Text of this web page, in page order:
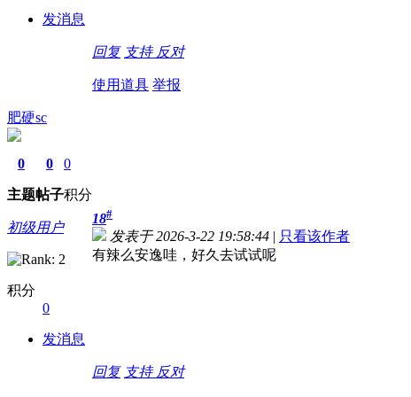
发消息
回复 支持 反对
使用道具 举报
肥硬sc
0
主题
0
帖子
0
积分
初级用户
积分
0
发消息
18#
发表于 2026-3-22 19:58:44 | 只看该作者
有辣么安逸哇，好久去试试呢
回复 支持 反对